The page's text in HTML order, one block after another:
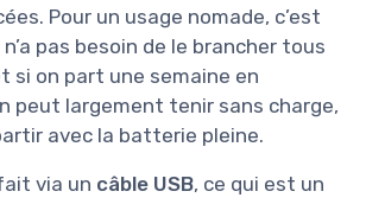
Pour un usage nomade, c’est
pas besoin de le brancher tous
si on part une semaine en
peut largement tenir sans charge,
avec la batterie pleine.
via un câble USB, ce qui est un